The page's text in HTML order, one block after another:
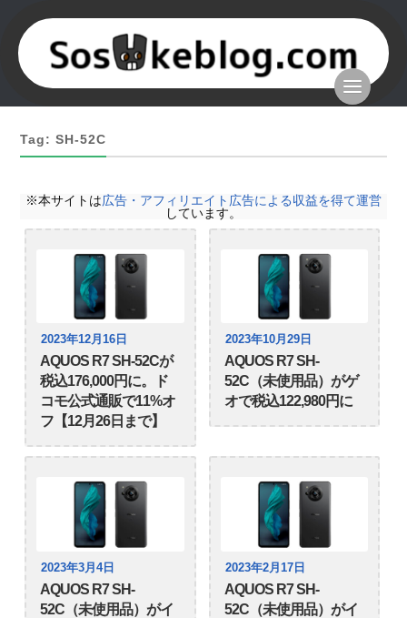
Tag: SH-52C
※本サイトは広告・アフィリエイト広告による収益を得て運営
しています。
2023年12月16日
AQUOS R7 SH-52Cが
税込176,000円に。ド
コモ公式通販で11%オ
フ【12月26日まで】
2023年10月29日
AQUOS R7 SH-
52C（未使用品）がゲ
オで税込122,980円に
2023年3月4日
AQUOS R7 SH-
52C（未使用品）がイ
2023年2月17日
AQUOS R7 SH-
52C（未使用品）がイ